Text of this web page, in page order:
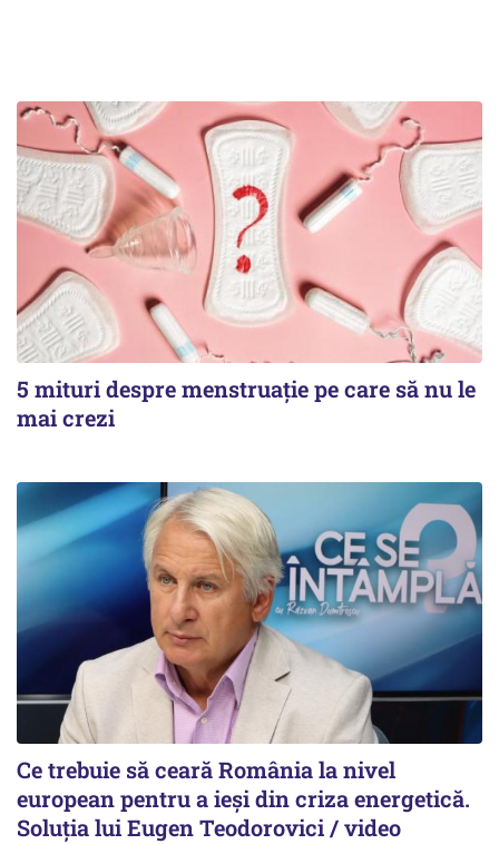
5 mituri despre menstruație pe care să nu le
mai crezi
Ce trebuie să ceară România la nivel
european pentru a ieși din criza energetică.
Soluția lui Eugen Teodorovici / video